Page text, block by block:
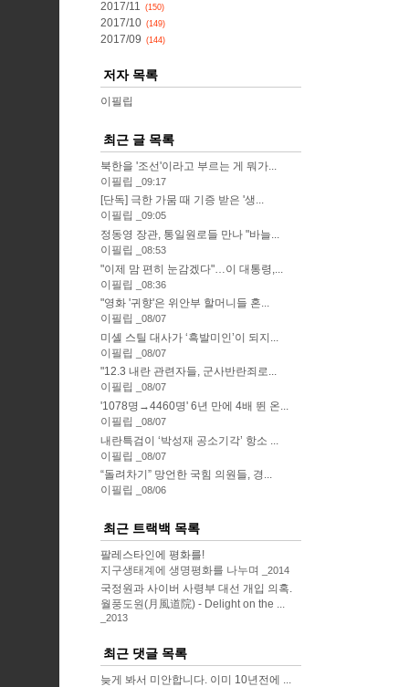
2017/11 (150)
2017/10 (149)
2017/09 (144)
저자 목록
이필립
최근 글 목록
북한을 '조선'이라고 부르는 게 뭐가...
이필립
09:17
[단독] 극한 가뭄 때 기증 받은 '생...
이필립
09:05
정동영 장관, 통일원로들 만나 "바늘...
이필립
08:53
"이제 맘 편히 눈감겠다"…이 대통령,...
이필립
08:36
"영화 '귀향'은 위안부 할머니들 혼...
이필립
08/07
미셸 스틸 대사가 ‘흑발미인’이 되지...
이필립
08/07
"12.3 내란 관련자들, 군사반란죄로...
이필립
08/07
'1078명→4460명' 6년 만에 4배 뛴 온...
이필립
08/07
내란특검이 ‘박성재 공소기각’ 항소 ...
이필립
08/07
“돌려차기” 망언한 국힘 의원들, 경...
이필립
08/06
최근 트랙백 목록
팔레스타인에 평화를!
지구생태계에 생명평화를 나누며
2014
국정원과 사이버 사령부 대선 개입 의혹.
월풍도원(月風道院) - Delight on the ...
2013
최근 댓글 목록
늦게 봐서 미안합니다. 이미 10년전에 ...